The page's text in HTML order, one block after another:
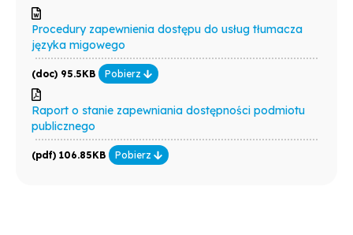
Procedury zapewnienia dostępu do usług tłumacza
języka migowego
(doc) 95.5KB Pobierz
Raport o stanie zapewniania dostępności podmiotu
publicznego
(pdf) 106.85KB Pobierz